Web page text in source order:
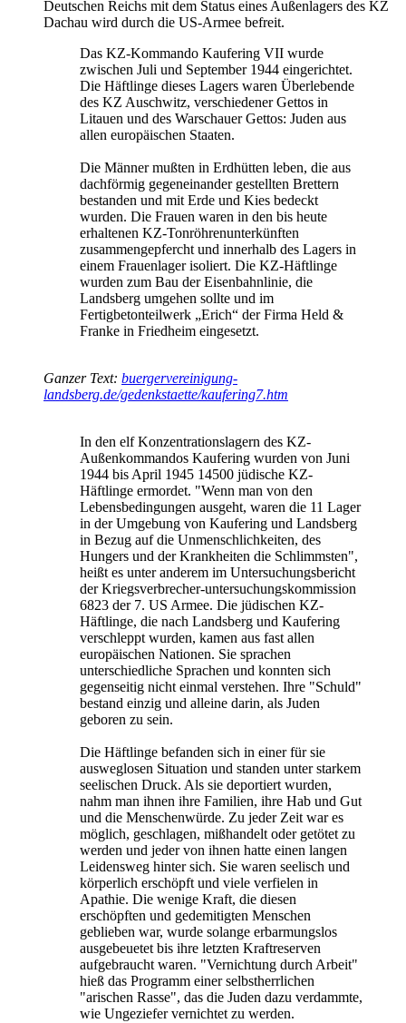
Deutschen Reichs mit dem Status eines Außenlagers des KZ
Dachau wird durch die US-Armee befreit.
Das KZ-Kommando Kaufering VII wurde
zwischen Juli und September 1944 eingerichtet.
Die Häftlinge dieses Lagers waren Überlebende
des KZ Auschwitz, verschiedener Gettos in
Litauen und des Warschauer Gettos: Juden aus
allen europäischen Staaten.
Die Männer mußten in Erdhütten leben, die aus
dachförmig gegeneinander gestellten Brettern
bestanden und mit Erde und Kies bedeckt
wurden. Die Frauen waren in den bis heute
erhaltenen KZ-Tonröhrenunterkünften
zusammengepfercht und innerhalb des Lagers in
einem Frauenlager isoliert. Die KZ-Häftlinge
wurden zum Bau der Eisenbahnlinie, die
Landsberg umgehen sollte und im
Fertigbetonteilwerk „Erich“ der Firma Held &
Franke in Friedheim eingesetzt.
Ganzer Text: buergervereinigung-
landsberg.de/gedenkstaette/kaufering7.htm
In den elf Konzentrationslagern des KZ-
Außenkommandos Kaufering wurden von Juni
1944 bis April 1945 14500 jüdische KZ-
Häftlinge ermordet. "Wenn man von den
Lebensbedingungen ausgeht, waren die 11 Lager
in der Umgebung von Kaufering und Landsberg
in Bezug auf die Unmenschlichkeiten, des
Hungers und der Krankheiten die Schlimmsten",
heißt es unter anderem im Untersuchungsbericht
der Kriegsverbrecher-untersuchungskommission
6823 der 7. US Armee. Die jüdischen KZ-
Häftlinge, die nach Landsberg und Kaufering
verschleppt wurden, kamen aus fast allen
europäischen Nationen. Sie sprachen
unterschiedliche Sprachen und konnten sich
gegenseitig nicht einmal verstehen. Ihre "Schuld"
bestand einzig und alleine darin, als Juden
geboren zu sein.
Die Häftlinge befanden sich in einer für sie
ausweglosen Situation und standen unter starkem
seelischen Druck. Als sie deportiert wurden,
nahm man ihnen ihre Familien, ihre Hab und Gut
und die Menschenwürde. Zu jeder Zeit war es
möglich, geschlagen, mißhandelt oder getötet zu
werden und jeder von ihnen hatte einen langen
Leidensweg hinter sich. Sie waren seelisch und
körperlich erschöpft und viele verfielen in
Apathie. Die wenige Kraft, die diesen
erschöpften und gedemitigten Menschen
geblieben war, wurde solange erbarmungslos
ausgebeuetet bis ihre letzten Kraftreserven
aufgebraucht waren. "Vernichtung durch Arbeit"
hieß das Programm einer selbstherrlichen
"arischen Rasse", das die Juden dazu verdammte,
wie Ungeziefer vernichtet zu werden.